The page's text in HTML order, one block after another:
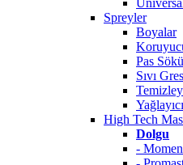
Spreyler
Boyalar
Pas
Sıvı Gres
High Tech
Dolgu
-